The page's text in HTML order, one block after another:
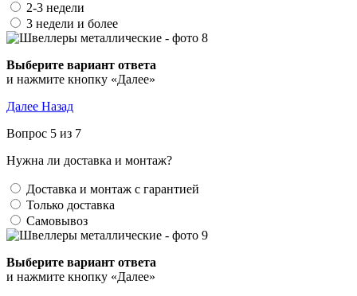
2-3 недели
3 недели и более
Выберите вариант ответа
и нажмите кнопку «Далее»
Далее Назад
Вопрос 5 из 7
Нужна ли доставка и монтаж?
Доставка и монтаж с гарантией
Только доставка
Самовывоз
Выберите вариант ответа
и нажмите кнопку «Далее»